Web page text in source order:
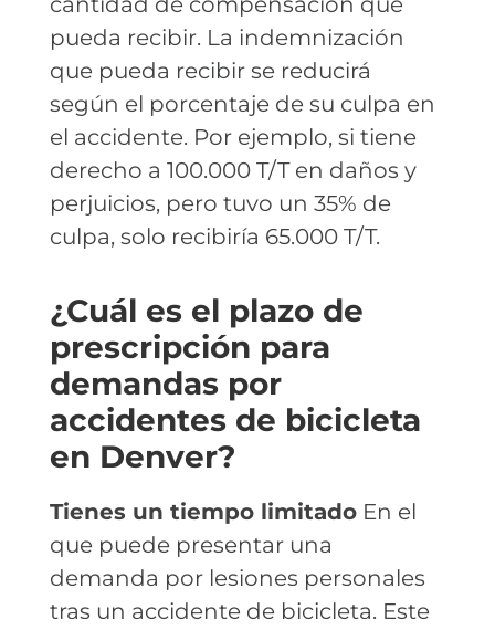
pueda recibir. La indemnización
que pueda recibir se reducirá
según el porcentaje de su culpa en
el accidente. Por ejemplo, si tiene
derecho a 100.000 T/T en daños y
perjuicios, pero tuvo un 35% de
culpa, solo recibiría 65.000 T/T.
¿Cuál es el plazo de
prescripción para
demandas por
accidentes de bicicleta
en Denver?
Tienes un tiempo limitadoEn el
que puede presentar una
demanda por lesiones personales
tras un accidente de bicicleta. Este